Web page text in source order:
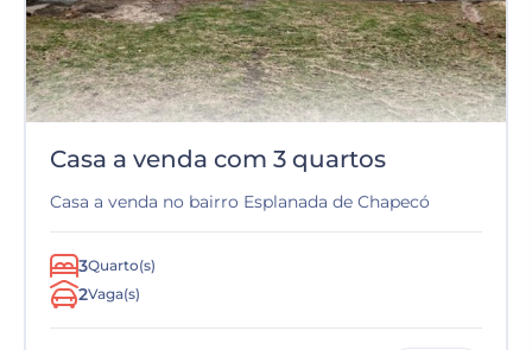
Casa a venda com 3 quartos
Casa a venda no bairro Esplanada de Chapecó
3Quarto(s)
2Vaga(s)